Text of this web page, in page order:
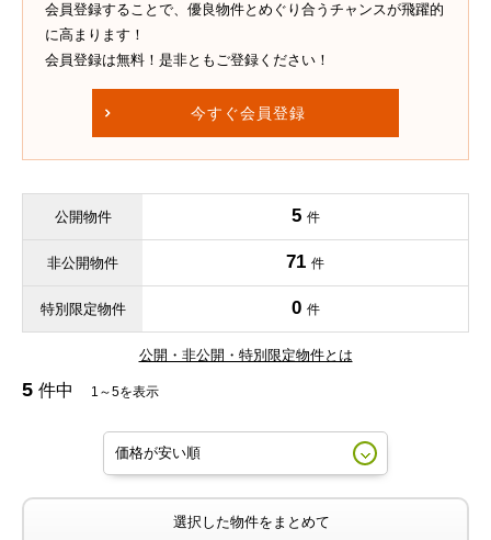
会員登録することで、優良物件とめぐり合うチャンスが飛躍的
に高まります！
会員登録は無料！是非ともご登録ください！
今すぐ会員登録
公開物件 5 件
非公開物件 71 件
特別限定物件 0 件
公開・非公開・特別限定物件とは
5 件中 1～5を表示
選択した物件をまとめて